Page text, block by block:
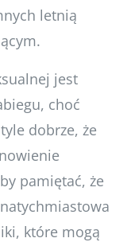
letnią
jest
choć
dobrze, że
pamiętać, że
które mogą